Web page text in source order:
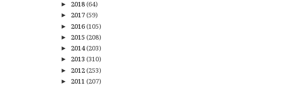
► 2018 (64)
► 2017 (59)
► 2016 (105)
► 2015 (208)
► 2014(203)
► 2013 (310)
► 2012 (253)
► 2011 (207)